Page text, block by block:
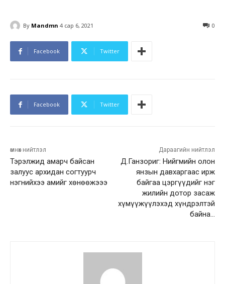
By Mandmn 4 сар 6, 2021 0
Facebook Twitter
Facebook Twitter
өмнөх нийтлэл
Тэрэлжид амарч байсан
залуус архидан согтуурч
нэгнийхээ амийг хөнөөжэээ
Дараагийн нийтлэл
Д.Ганзориг: Нийгмийн олон
янзын давхаргаас ирж
байгаа цэргүүдийг нэг
жилийн дотор засаж
хүмүүжүүлэхэд хүндрэлтэй
байна…